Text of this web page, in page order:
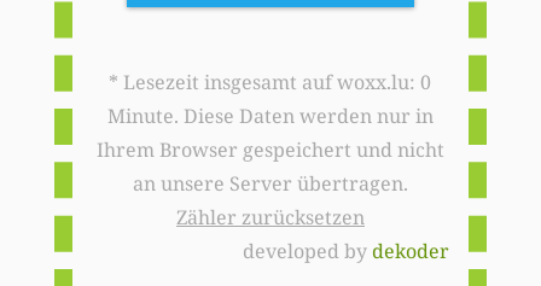
* Lesezeit insgesamt auf woxx.lu: 0
Minute. Diese Daten werden nur in
Ihrem Browser gespeichert und nicht
an unsere Server übertragen.
Zähler zurücksetzen
developed bydekoder